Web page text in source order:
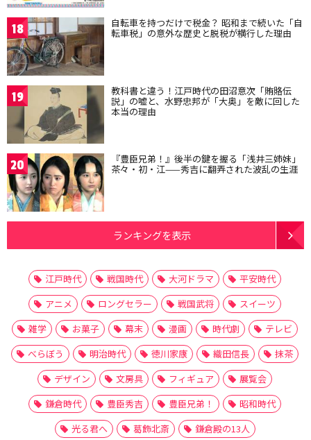
18 自転車を持つだけで税金？ 昭和まで続いた「自
転車税」の意外な歴史と脱税が横行した理由
19 教科書と違う！江戸時代の田沼意次「賄賂伝
説」の嘘と、水野忠邦が「大奥」を敵に回した
本当の理由
20 『豊臣兄弟！』後半の鍵を握る「浅井三姉妹」
茶々・初・江——秀吉に翻弄された波乱の生涯
ランキングを表示
江戸時代 戦国時代 大河ドラマ
平安時代
アニメ
ロングセラー 戦国武将
スイーツ
雑学
お菓子 幕末 漫画 時代劇
テレビ
べらぼう
明治時代 徳川家康 織田信長
抹茶
デザイン
文房具 フィギュア
展覧会
鎌倉時代
豊臣秀吉 豊臣兄弟！
昭和時代
光る君へ
葛飾北斎 鎌倉殿の13人